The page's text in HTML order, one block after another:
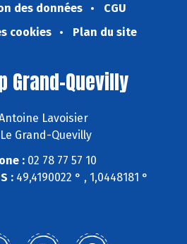
des données
CGU
cookies
Plan du site
Grand-Quevilly
Lavoisier
Grand-Quevilly
:02 78 77 57 10
:49,4190022 ° , 1,0448181 °